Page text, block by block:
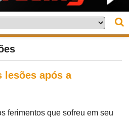
lesões após a
ferimentos que sofreu em seu